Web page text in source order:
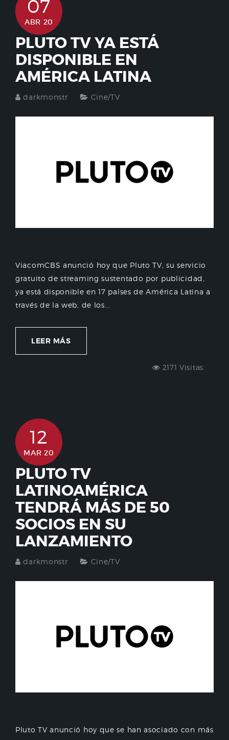
07
ABR 20
PLUTO TV YA ESTÁ
DISPONIBLE EN
AMÉRICA LATINA
darkmonstr Cine/TV
ViacomCBS anunció hoy que Pluto TV, su servicio
gratuito de streaming sustentado por publicidad,
ya está disponible en 17 países de América Latina a
través de la web, de los...
LEER MÁS
2171 Visitas
12
MAR 20
PLUTO TV
LATINOAMÉRICA
TENDRÁ MÁS DE 50
SOCIOS EN SU
LANZAMIENTO
darkmonstr Cine/TV
Pluto TV anunció hoy que se han asociado con más